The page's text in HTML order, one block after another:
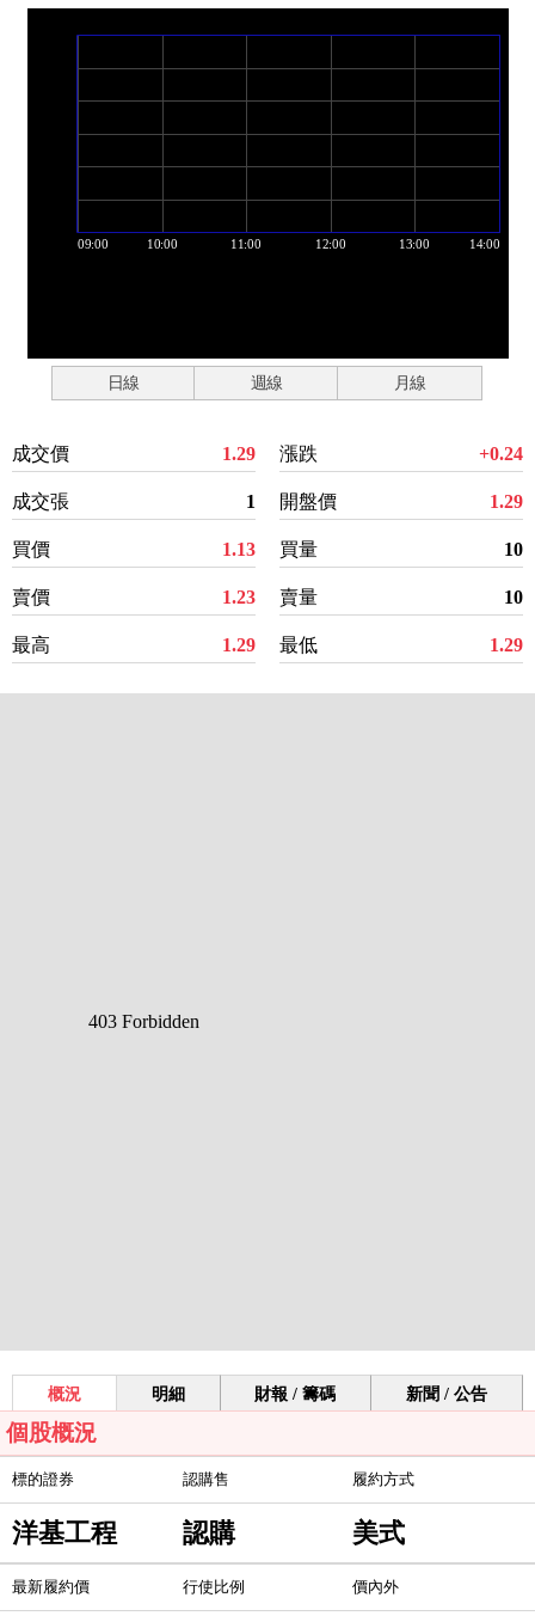
日線 週線 月線
成交價 1.29
成交張 1
買價 1.13
賣價 1.23
最高 1.29
漲跌 +0.24
開盤價 1.29
買量 10
賣量 10
最低 1.29
概況 明細 財報 / 籌碼 新聞 / 公告
個股概況
標的證券 認購售 履約方式
洋基工程 認購 美式
最新履約價 行使比例 價內外